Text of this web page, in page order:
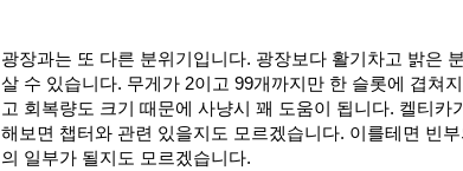
광장과는 또 다른 분위기입니다. 광장보다 활기차고 밝은
살 수 있습니다. 무게가 2이고 99개까지만 한 슬롯에 겹쳐
고 회복량도 크기 때문에 사냥시 꽤 도움이 됩니다. 켈티
해보면 챕터와 관련 있을지도 모르겠습니다. 이를테면 빈
의 일부가 될지도 모르겠습니다.